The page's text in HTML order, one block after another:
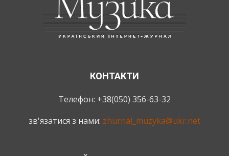
КОНТАКТИ
Телефон: +38(050) 356-63-32
зв'язатися з нами: zhurnal_muzyka@ukr.net